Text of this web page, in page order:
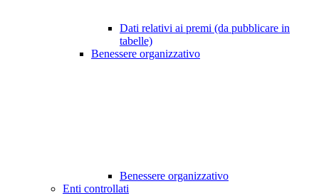
Dati relativi ai premi (da pubblicare in
tabelle)
Benessere organizzativo
Benessere organizzativo
Enti controllati